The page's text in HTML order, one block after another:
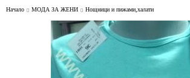
Начало МОДА ЗА ЖЕНИ Нощници и пижами,халати